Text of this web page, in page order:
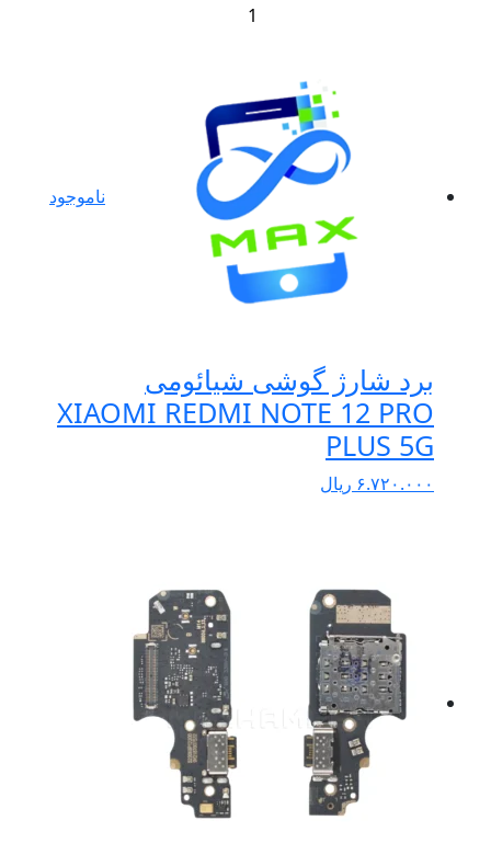
+
ناموجود
برد شارژ گوشی شیائومی
XIAOMI REDMI NOTE 12 PRO
PLUS 5G
۶.۷۲۰.۰۰۰ ریال